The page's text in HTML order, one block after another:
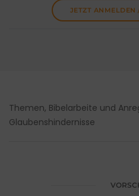
JETZT ANMELDEN
Themen, Bibelarbeite und
Glaubenshindernisse